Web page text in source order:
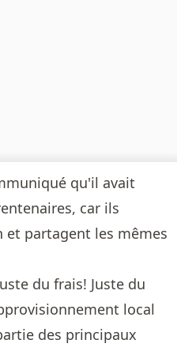
qu'il avait
car ils
et partagent les mêmes
du frais! Juste du
local
des principaux